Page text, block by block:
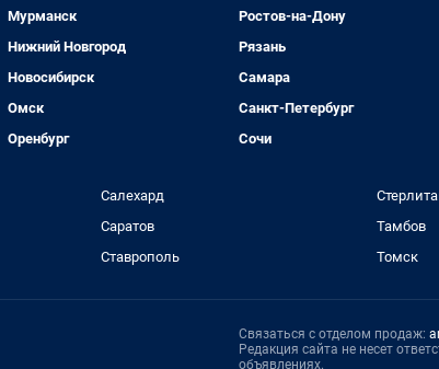
Мурманск
Нижний Новгород
Новосибирск
Омск
Оренбург
Ростов-на-Дону
Рязань
Самара
Санкт-Петербург
Сочи
Салехард
Саратов
Ставрополь
Тамбов
Томск
Связаться с отделом продаж:
Редакция сайта не несет
объявлениях.